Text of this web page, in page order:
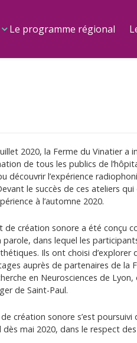
Le programme régional
2020, la Ferme du Vinatier a
de tous les publics de
découvrir l’expérience
le succès de ces ateliers
à l’automne 2020.
création sonore a été conçu
parole, dans lequel les
Ils ont choisi
auprès de partenaires de la
en Neurosciences de
de Saint-Paul.
création sonore s’est
mai 2020, dans le respect